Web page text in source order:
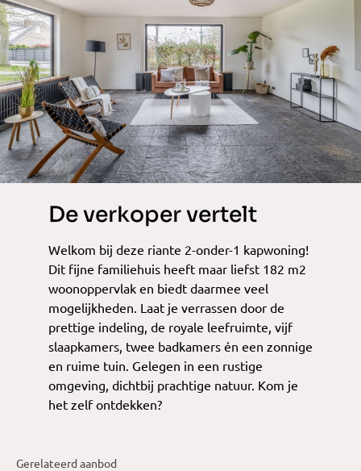
De verkoper vertelt
Welkom bij deze riante 2-onder-1 kapwoning!
Dit fijne familiehuis heeft maar liefst 182 m2
woonoppervlak en biedt daarmee veel
mogelijkheden. Laat je verrassen door de
prettige indeling, de royale leefruimte, vijf
slaapkamers, twee badkamers én een zonnige
en ruime tuin. Gelegen in een rustige
omgeving, dichtbij prachtige natuur. Kom je
het zelf ontdekken?
Gerelateerd aanbod